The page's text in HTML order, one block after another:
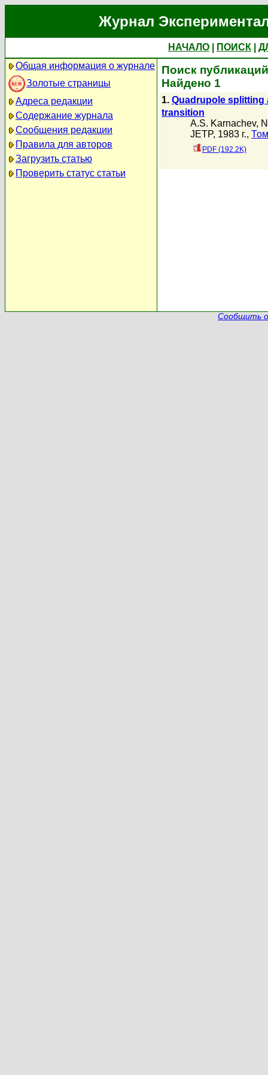
Журнал
НАЧАЛО ПОИСК
Общая информация о журнале
Золотые страницы
Адреса редакции
Содержание журнала
Сообщения редакции
Правила для авторов
Загрузить статью
Проверить статус статьи
Поиск
Найдено 1
1. Quadrupole splitting
transition
A.S. Karnachev,
JETP, 1983 г.,
PDF (192.2K)
Сообщить о